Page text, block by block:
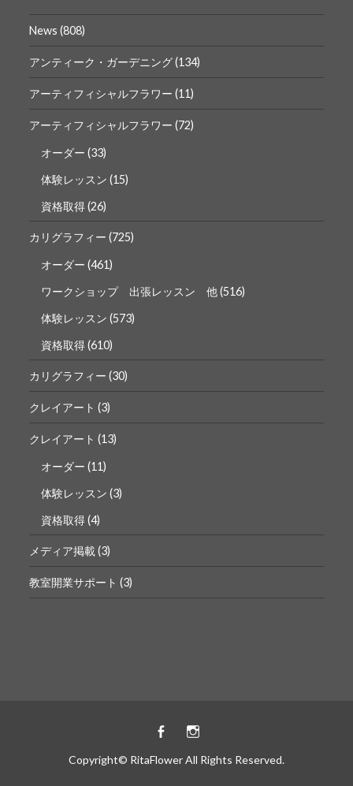
ー
ル
で
表
示
ー
ル
で
表
示
News (808)
アンティーク・ガーデニング(134)
アーティフィシャルフラワー (11)
アーティフィシャルフラワー (72)
オーダー (33)
体験レッスン (15)
資格取得(26)
カリグラフィー (725)
オーダー (461)
ワークショップ 出張レッスン 他(516)
体験レッスン (573)
資格取得(610)
カリグラフィー (30)
クレイアート (3)
クレイアート (13)
オーダー (11)
体験レッスン (3)
資格取得(4)
メディア掲載 (3)
教室開業サポート (3)
Facebookinstagram
Copyright© RitaFlower All Rights Reserved.